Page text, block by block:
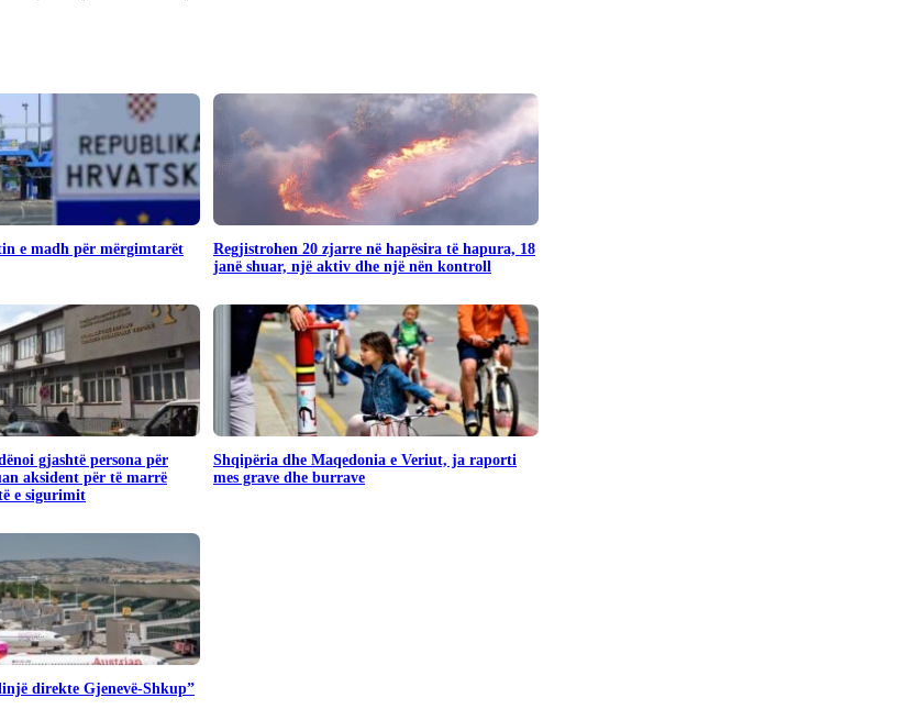
e madh për mërgimtarët
Regjistrohen 20 zjarre në hapësira të hapura, 18
janë shuar, një aktiv dhe një nën kontroll
gjashtë persona për
aksident për të marrë
e sigurimit
Shqipëria dhe Maqedonia e Veriut, ja raporti
mes grave dhe burrave
direkte Gjenevë-Shkup”